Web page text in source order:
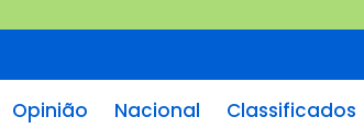
Opinião Nacional Classificados